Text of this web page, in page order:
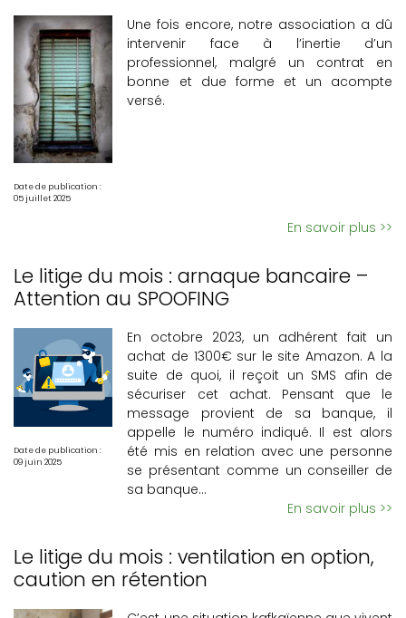
Date de publication :
05 juillet 2025
Une fois encore, notre association a dû
intervenir face à l’inertie d’un
professionnel, malgré un contrat en
bonne et due forme et un acompte
versé.
En savoir plus >>
Le litige du mois : arnaque bancaire –
Attention au SPOOFING
Date de publication :
09 juin 2025
En octobre 2023, un adhérent fait un
achat de 1300€ sur le site Amazon. A la
suite de quoi, il reçoit un SMS afin de
sécuriser cet achat. Pensant que le
message provient de sa banque, il
appelle le numéro indiqué. Il est alors
été mis en relation avec une personne
se présentant comme un conseiller de
sa banque…
En savoir plus >>
Le litige du mois : ventilation en option,
caution en rétention